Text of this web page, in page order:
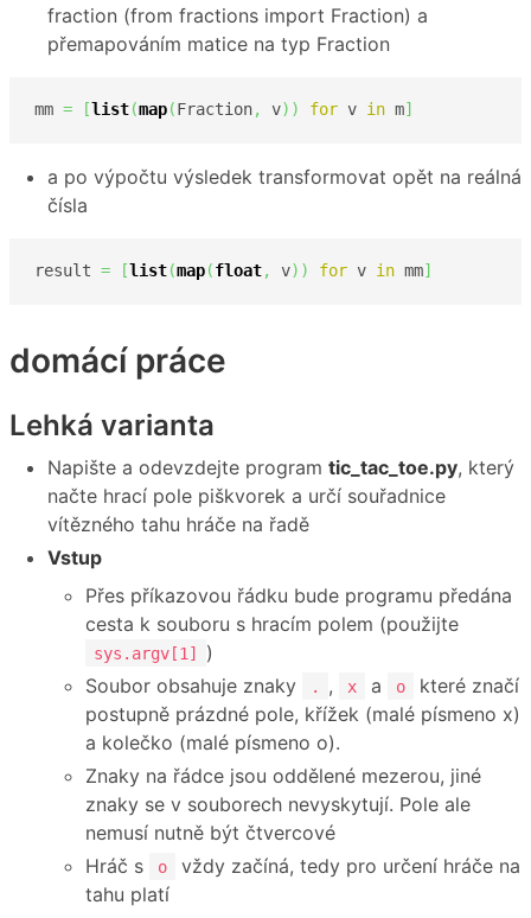
fraction (from fractions import Fraction) a
přemapováním matice na typ Fraction
mm = [list(map(Fraction, v) ) for v in m]
a po výpočtu výsledek transformovat opět na reálná
čísla
result = [list(map(float, v) ) for v in mm]
domácí práce
Lehká varianta
Napište a odevzdejte program tic_tac_toe.py, který
načte hrací pole piškvorek a určí souřadnice
vítězného tahu hráče na řadě
Vstup
Přes příkazovou řádku bude programu předána
cesta k souboru s hracím polem (použijte
sys.argv[1]
)
Soubor obsahuje znaky
. , x a o
které značí
postupně prázdné pole, křížek (malé písmeno x)
a kolečko (malé písmeno o).
Znaky na řádce jsou oddělené mezerou, jiné
znaky se v souborech nevyskytují. Pole ale
nemusí nutně být čtvercové
Hráč s
o
vždy začíná, tedy pro určení hráče na
tahu platí